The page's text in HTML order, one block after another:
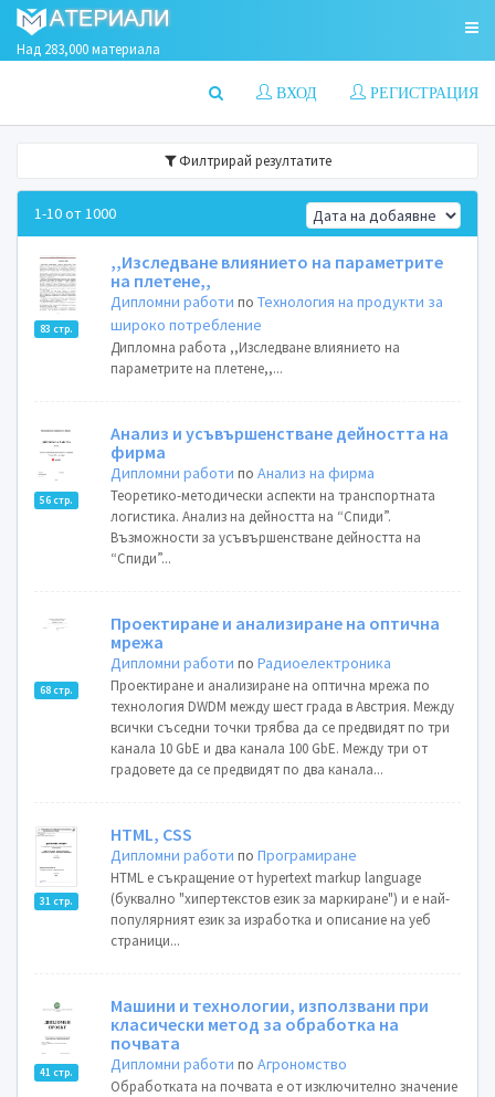
Над 283,000 материала
РЕГИСТРАЦИЯ
ВХОД
Филтрирай резултатите
1-10 от 1000
83 стр.
,,Изследване влиянието на параметрите
на плетене,,
Дипломни работи поТехнология на продукти за
широко потребление
Дипломна работа ,,Изследване влиянието на
параметрите на плетене,,...
56 стр.
Анализ и усъвършенстване дейността на
фирма
Дипломни работи поАнализ на фирма
Теоретико-методически аспекти на транспортната
логистика. Анализ на дейността на “Спиди”.
Възможности за усъвършенстване дейността на
“Спиди”...
68 стр.
Проектиране и анализиране на оптична
мрежа
Дипломни работи поРадиоелектроника
Проектиране и анализиране на оптична мрежа по
технология DWDM между шест града в Австрия. Mежду
всички съседни точки трябва да се предвидят по три
канала 10 GbE и два канала 100 GbE. Между три от
градовете да се предвидят по два канала...
31 стр.
HTML, CSS
Дипломни работи поПрограмиране
HTML е съкращение от hypertext markup language
(буквално "хипертекстов език за маркиране") и е най-
популярният език за изработка и описание на уеб
страници...
41 стр.
Машини и технологии, използвани при
класически метод за обработка на
почвата
Дипломни работи поАгрономство
Обработката на почвата е от изключително значение